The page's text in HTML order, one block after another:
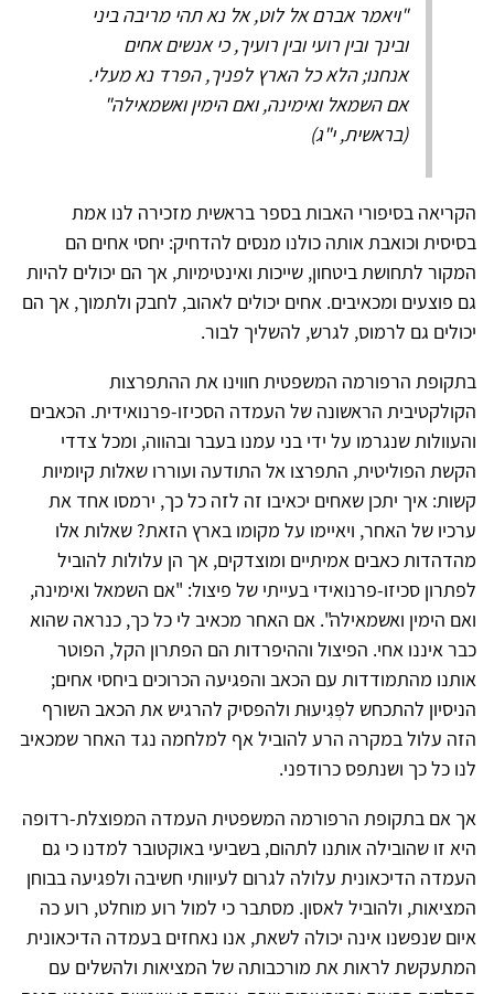
"ויאמר אברם אל לוט, אל נא תהי מריבה ביני
ובינך ובין רועי ובין רועיך, כי אנשים אחים
אנחנו; הלא כל הארץ לפניך, הפרד נא מעלי.
אם השמאל ואימינה, ואם הימין ואשמאילה"
(בראשית, י"ג)
הקריאה בסיפורי האבות בספר בראשית מזכירה לנו אמת
בסיסית וכואבת אותה כולנו מנסים להדחיק: יחסי אחים הם
המקור לתחושת ביטחון, שייכות ואינטימיות, אך הם יכולים להיות
גם פוצעים ומכאיבים. אחים יכולים לאהוב, לחבק ולתמוך, אך הם
יכולים גם לרמוס, לגרש, להשליך לבור.
בתקופת הרפורמה המשפטית חווינו את ההתפרצות
הקולקטיבית הראשונה של העמדה הסכיזו-פרנואידית. הכאבים
והעוולות שנגרמו על ידי בני עמנו בעבר ובהווה, ומכל צדדי
הקשת הפוליטית, התפרצו אל התודעה ועוררו שאלות קיומיות
קשות: איך יתכן שאחים יכאיבו זה לזה כל כך, ירמסו אחד את
ערכיו של האחר, ויאיימו על מקומו בארץ הזאת? שאלות אלו
מהדהדות כאבים אמיתיים ומוצדקים, אך הן עלולות להוביל
לפתרון סכיזו-פרנואידי בעייתי של פיצול: "אם השמאל ואימינה,
ואם הימין ואשמאילה". אם האחר מכאיב לי כל כך, כנראה שהוא
כבר איננו אחי. הפיצול וההיפרדות הם הפתרון הקל, הפוטר
אותנו מהתמודדות עם הכאב והפגיעה הכרוכים ביחסי אחים;
הניסיון להתכחש לפְּגִיעוּת ולהפסיק להרגיש את הכאב השורף
הזה עלול במקרה הרע להוביל אף למלחמה נגד האחר שמכאיב
לנו כל כך ושנתפס כרודפני.
אך אם בתקופת הרפורמה המשפטית העמדה המפוצלת-רדופה
היא זו שהובילה אותנו לתהום, בשביעי באוקטובר למדנו כי גם
העמדה הדיכאונית עלולה לגרום לעיוותי חשיבה ולפגיעה בבוחן
המציאות, ולהוביל לאסון. מסתבר כי למול רוע מוחלט, רוע כה
איום שנפשנו אינה יכולה לשאת, אנו נאחזים בעמדה הדיכאונית
המתעקשת לראות את מורכבותה של המציאות ולהשלים עם